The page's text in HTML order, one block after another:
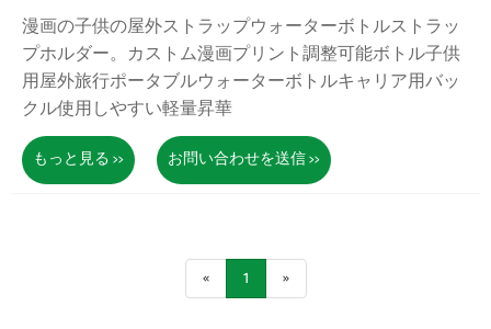
漫画の子供の屋外ストラップウォーターボトルストラッ
プホルダー。カストム漫画プリント調整可能ボトル子供
用屋外旅行ポータブルウォーターボトルキャリア用バッ
クル使用しやすい軽量昇華
もっと見る >> お問い合わせを送信 >>
« 1 »